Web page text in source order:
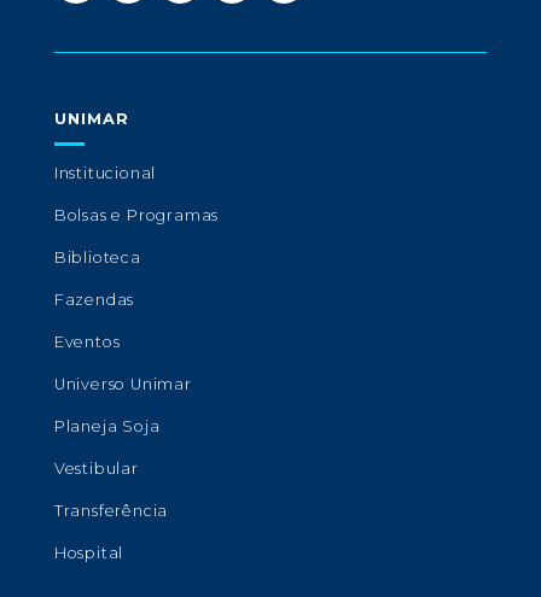
UNIMAR
Institucional
Bolsas e Programas
Biblioteca
Fazendas
Eventos
Universo Unimar
Planeja Soja
Vestibular
Transferência
Hospital